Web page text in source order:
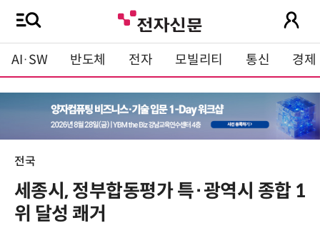
AI·SW 반도체 전자 모빌리티 통신 경제
전국
세종시, 정부합동평가 특·광역시 종합 1
위 달성 쾌거